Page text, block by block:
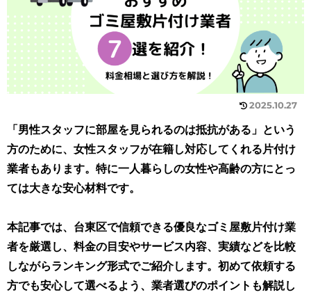
2025.10.27
「男性スタッフに部屋を見られるのは抵抗がある」という
方のために、女性スタッフが在籍し対応してくれる片付け
業者もあります。特に一人暮らしの女性や高齢の方にとっ
ては大きな安心材料です。
本記事では、台東区で信頼できる優良なゴミ屋敷片付け業
者を厳選し、料金の目安やサービス内容、実績などを比較
しながらランキング形式でご紹介します。初めて依頼する
方でも安心して選べるよう、業者選びのポイントも解説し